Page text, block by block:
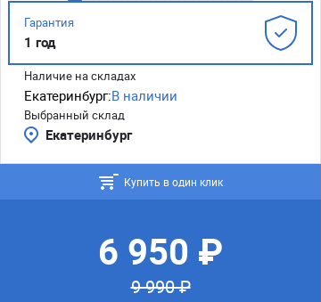
Гарантия
1 год
Наличие на складах
Екатеринбург:В наличии
Выбранный склад
Екатеринбург
Купить в один клик
6 950 ₽
9 990 ₽